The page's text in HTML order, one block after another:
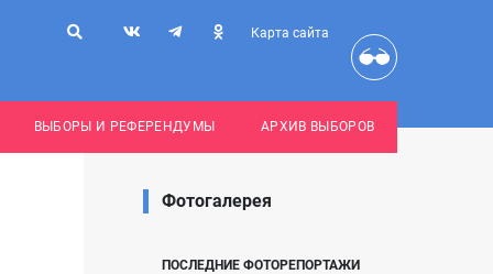
Карта сайта
ВЫБОРЫ И РЕФЕРЕНДУМЫ АРХИВ ВЫБОРОВ
Фотогалерея
ПОСЛЕДНИЕ ФОТОРЕПОРТАЖИ